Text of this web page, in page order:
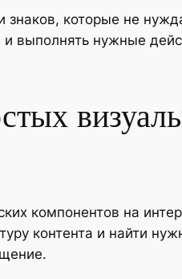
которые не
выполнять нужные
компонентов на
контента и найти